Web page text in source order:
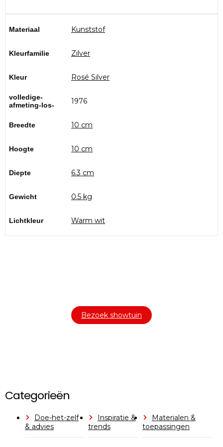
Materiaal Kunststof
Kleurfamilie Zilver
Kleur Rosé Silver
volledige-
afmeting-los-
1976
Breedte 10 cm
Hoogte 10 cm
Diepte 6.3 cm
Gewicht 0.5 kg
Lichtkleur Warm wit
Bezoek showtuin
Categorieën
Doe-het-zelf
& advies
Inspiratie &
trends
Materialen &
toepassingen